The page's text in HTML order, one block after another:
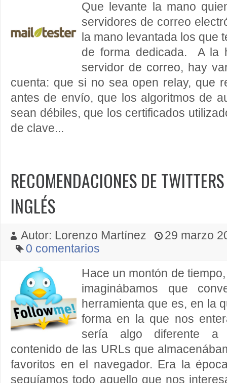
Que levante la mano
servidores de correo
la mano levantada los que
de forma dedicada. A la
servidor de correo, hay
cuenta: que si no sea open relay, que
antes de envío, que los algoritmos de
sean débiles, que los certificados
de clave...
RECOMENDACIONES DE
INGLÉS
Autor: Lorenzo Martínez
29 marzo
0 comentarios
Hace un montón de
imaginábamos que
herramienta que es, en la
forma en la que nos
sería algo diferente a
contenido de las URLs que
favoritos en el navegador. Era la
seguíamos todo aquello que nos